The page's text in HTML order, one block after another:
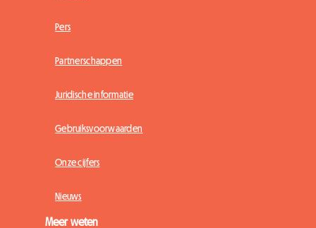
Pers
Partnerschappen
Juridische informatie
Gebruiksvoorwaarden
Onze cijfers
Nieuws
Meer weten